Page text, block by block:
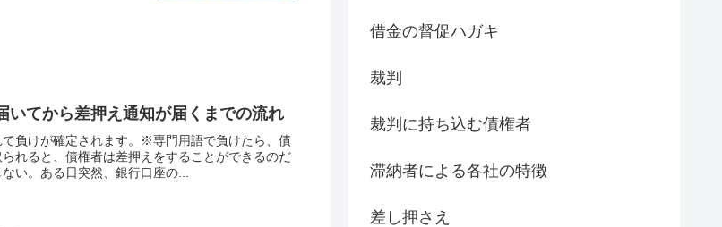
いてから差押え通知が届くまでの流れ
負けが確定されます。※専門用語で負けたら、債
れると、債権者は差押えをすることができるのだ
い。ある日突然、銀行口座の...
借金の督促ハガキ
裁判
裁判に持ち込む債権者
滞納者による各社の特徴
差し押さえ